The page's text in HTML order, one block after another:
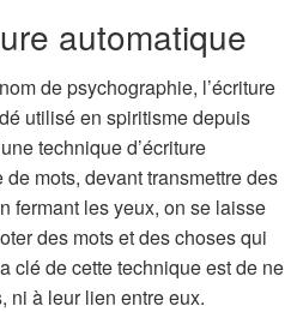
automatique
de psychographie, l’écriture
utilisé en spiritisme depuis
technique d’écriture
mots, devant transmettre des
fermant les yeux, on se laisse
des mots et des choses qui
clé de cette technique est de ne
ni à leur lien entre eux.